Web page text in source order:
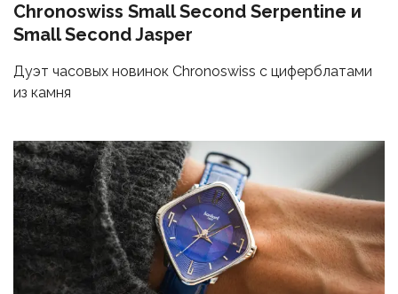
Chronoswiss Small Second Serpentine и
Small Second Jasper
Дуэт часовых новинок Chronoswiss с циферблатами
из камня